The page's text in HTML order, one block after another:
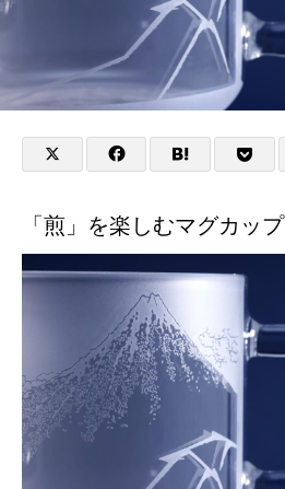
「煎」を楽しむマグカップ